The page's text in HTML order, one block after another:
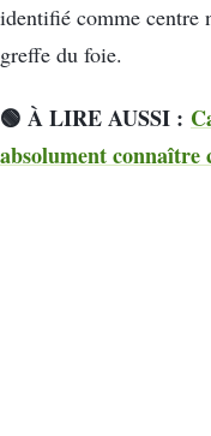
identifié comme centre
greffe du foie.
🟢 À LIRE AUSSI :
absolument connaître